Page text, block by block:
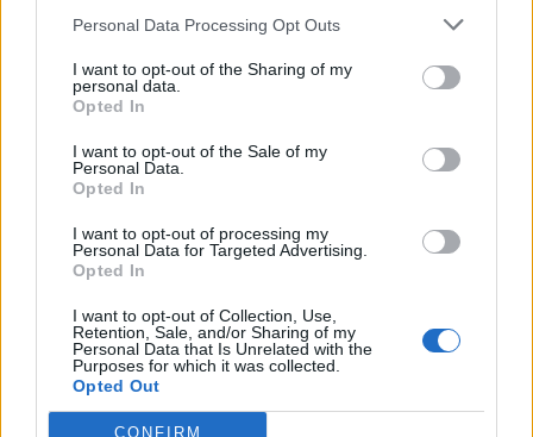
Personal Data Processing Opt Outs
I want to opt-out of the Sharing of my
personal data.
Opted In
I want to opt-out of the Sale of my
Personal Data.
Opted In
I want to opt-out of processing my
Personal Data for Targeted Advertising.
Opted In
I want to opt-out of Collection, Use,
Retention, Sale, and/or Sharing of my
Personal Data that Is Unrelated with the
Purposes for which it was collected.
Opted Out
CONFIRM
chaque changement de saison, car la chaleur fait
circuler la poussière dans la pièce.
Les pales de ventilateurs et les abats-jour
retiennent la poussière : un dépoussiérage
mensuel suffit pour limiter la dispersion à chaque
utilisation.
Recettes naturelles pour repousser
la poussière
Inutile de multiplier les produits chimiques : certains
ingrédients naturels sont très efficaces pour le